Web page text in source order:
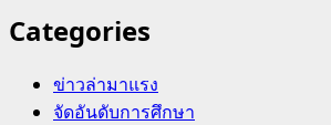
Categories
ข่าวล่ามาแรง
จัดอันดับการศึกษา